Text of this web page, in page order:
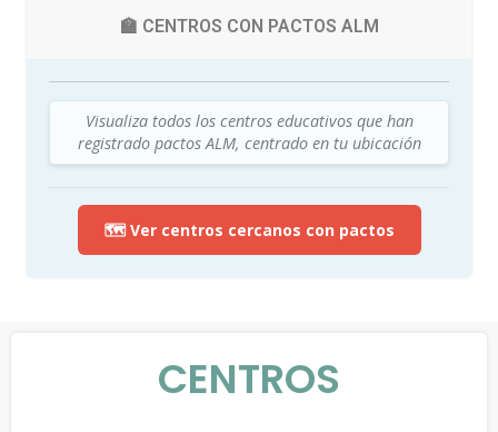
🏫 CENTROS CON PACTOS ALM
Visualiza todos los centros educativos que han
registrado pactos ALM, centrado en tu ubicación
🗺️ Ver centros cercanos con pactos
CENTROS